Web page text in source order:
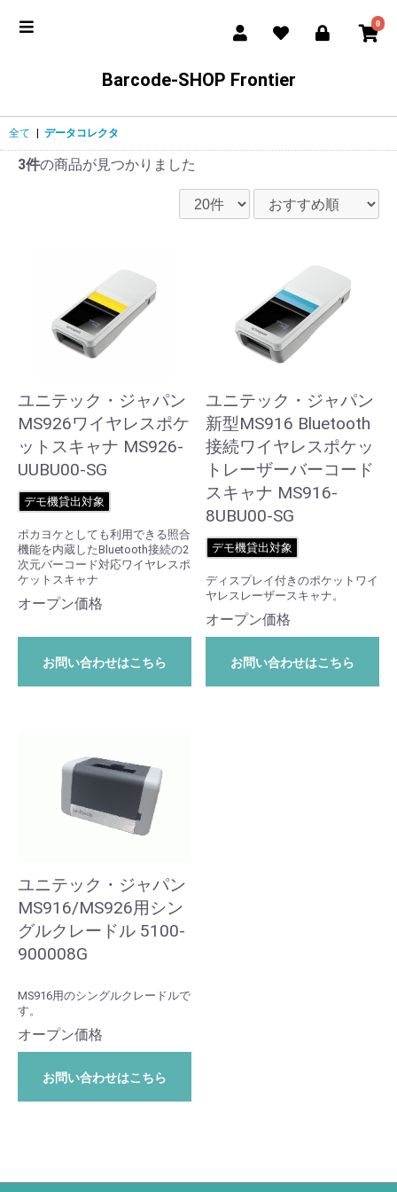
0
Barcode-SHOP Frontier
全て データコレクタ
3件の商品が見つかりました
ユニテック・ジャパン
MS926ワイヤレスポケ
ットスキャナ MS926-
UUBU00-SG
デモ機貸出対象
ポカヨケとしても利用できる照合
機能を内蔵したBluetooth接続の2
次元バーコード対応ワイヤレスポ
ケットスキャナ
オープン価格
お問い合わせはこちら
ユニテック・ジャパン
新型MS916 Bluetooth
接続ワイヤレスポケッ
トレーザーバーコード
スキャナ MS916-
8UBU00-SG
デモ機貸出対象
ディスプレイ付きのポケットワイ
ヤレスレーザースキャナ。
オープン価格
お問い合わせはこちら
ユニテック・ジャパン
MS916/MS926用シン
グルクレードル 5100-
900008G
MS916用のシングルクレードルで
す。
オープン価格
お問い合わせはこちら